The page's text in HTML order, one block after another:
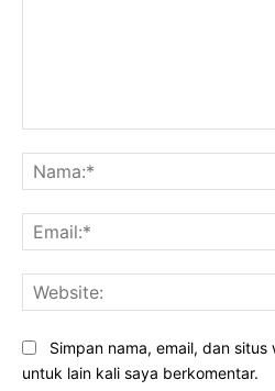
Simpan nama, email, dan
untuk lain kali saya berkomentar.